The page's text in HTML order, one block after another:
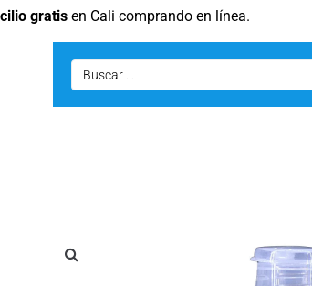
gratisen Cali comprando en línea.